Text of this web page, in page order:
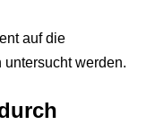
auf die
werden.